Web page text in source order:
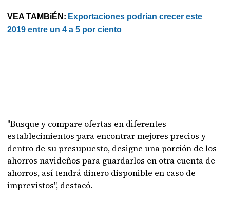
VEA TAMBiÉN: Exportaciones podrían crecer este
2019 entre un 4 a 5 por ciento
"Busque y compare ofertas en diferentes
establecimientos para encontrar mejores precios y
dentro de su presupuesto, designe una porción de los
ahorros navideños para guardarlos en otra cuenta de
ahorros, así tendrá dinero disponible en caso de
imprevistos", destacó.